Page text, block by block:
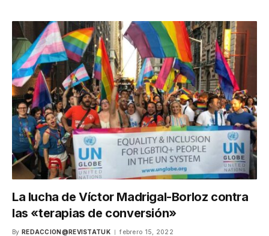
La lucha de Víctor Madrigal-Borloz contra
las «terapias de conversión»
By REDACCION@REVISTATUK febrero 15, 2022